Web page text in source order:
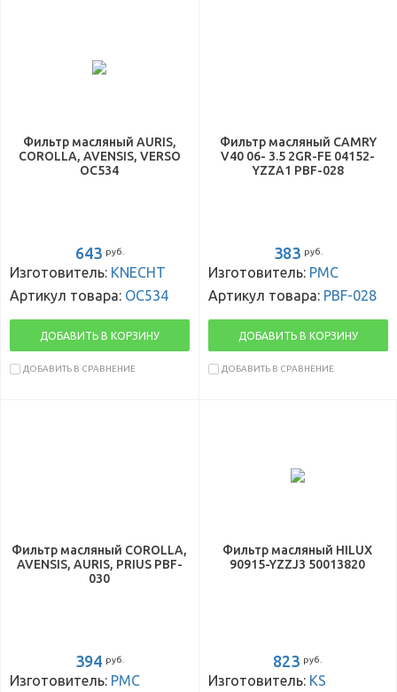
Фильтр масляный AURIS,
COROLLA, AVENSIS, VERSO
OC534
643 руб.
Изготовитель: KNECHT
Артикул товара: OC534
ДОБАВИТЬ В КОРЗИНУ
ДОБАВИТЬ В СРАВНЕНИЕ
Фильтр масляный CAMRY
V40 06- 3.5 2GR-FE 04152-
YZZA1 PBF-028
383 руб.
Изготовитель: PMC
Артикул товара: PBF-028
ДОБАВИТЬ В КОРЗИНУ
ДОБАВИТЬ В СРАВНЕНИЕ
Фильтр масляный COROLLA,
AVENSIS, AURIS, PRIUS PBF-
030
394 руб.
Изготовитель: PMC
Фильтр масляный HILUX
90915-YZZJ3 50013820
823 руб.
Изготовитель: KS